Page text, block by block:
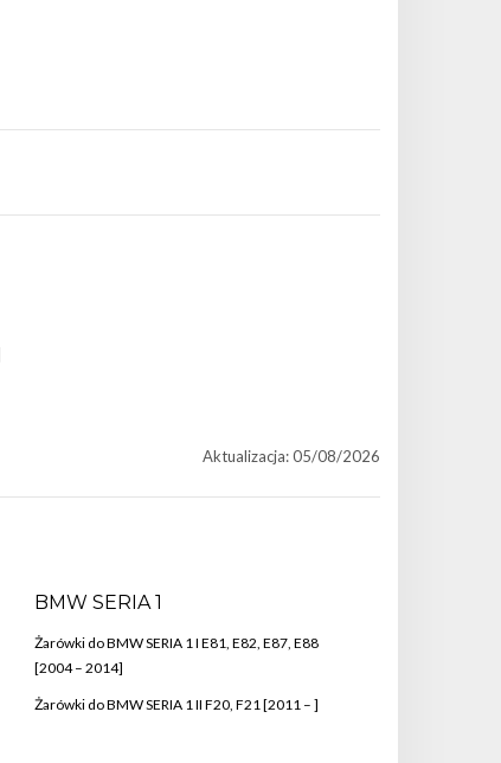
Aktualizacja: 05/08/2026
BMW SERIA 1
Żarówki do BMW SERIA 1 I E81, E82, E87, E88
[2004 – 2014]
Żarówki do BMW SERIA 1 II F20, F21 [2011 – ]